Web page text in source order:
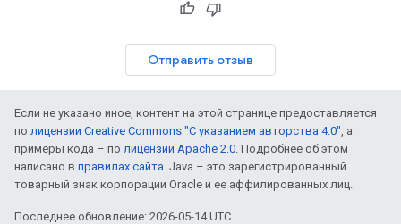
Отправить отзыв
Если не указано иное, контент на этой странице предоставляется
по лицензии Creative Commons "С указанием авторства 4.0", а
примеры кода – по лицензии Apache 2.0. Подробнее об этом
написано в правилах сайта. Java – это зарегистрированный
товарный знак корпорации Oracle и ее аффилированных лиц.
Последнее обновление: 2026-05-14 UTC.